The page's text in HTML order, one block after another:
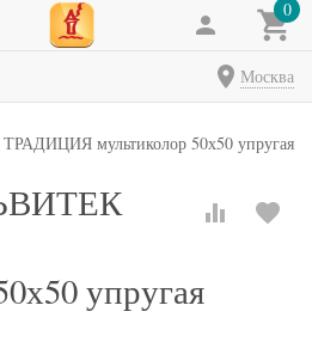
0
Москва
мультиколор 50х50 упругая
упругая